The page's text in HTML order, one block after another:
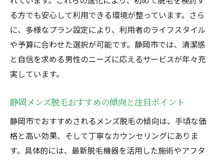
る方でも安心して利用できる環境が整っています。さら
に、多様なプラン設定により、利用者のライフスタイル
や予算に合わせた選択が可能です。静岡市では、清潔感
と自信を求める男性のニーズに応えるサービスが年々充
実しています。
静岡メンズ脱毛おすすめの傾向と注目ポイント
静岡市でおすすめされるメンズ脱毛の傾向は、手頃な価
格と高い効果、そして丁寧なカウンセリングにありま
す。具体的には、最新脱毛機器を活用した施術やアフタ